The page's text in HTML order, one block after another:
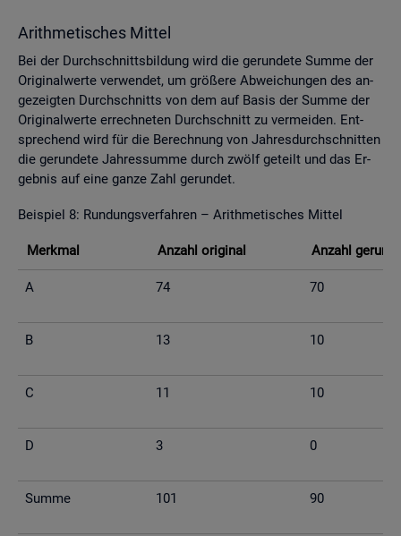
Arith­me­ti­sches Mit­tel
Bei der Durch­schnitts­bil­dung wird die ge­run­de­te Summe der
Ori­gi­nal­wer­te ver­wen­det, um grö­ße­re Ab­wei­chun­gen des an­
ge­zeig­ten Durch­schnitts von dem auf Basis der Summe der
Ori­gi­nal­wer­te er­rech­ne­ten Durch­schnitt zu ver­mei­den. Ent­
spre­chend wird für die Be­rech­nung von Jah­res­durch­schnit­ten
die ge­run­de­te Jah­res­sum­me durch zwölf ge­teilt und das Er­
geb­nis auf eine ganze Zahl ge­run­det.
Bei­spiel 8: Run­dungs­ver­fah­ren – Arith­me­ti­sches Mit­tel
Merk­mal An­zahl ori­gi­nal An­zahl
A 74 70
B 13 10
C 11 10
D 3 0
Summe 101 90